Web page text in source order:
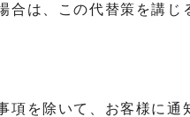
は、この代替策を講じ
を除いて、お客様に通